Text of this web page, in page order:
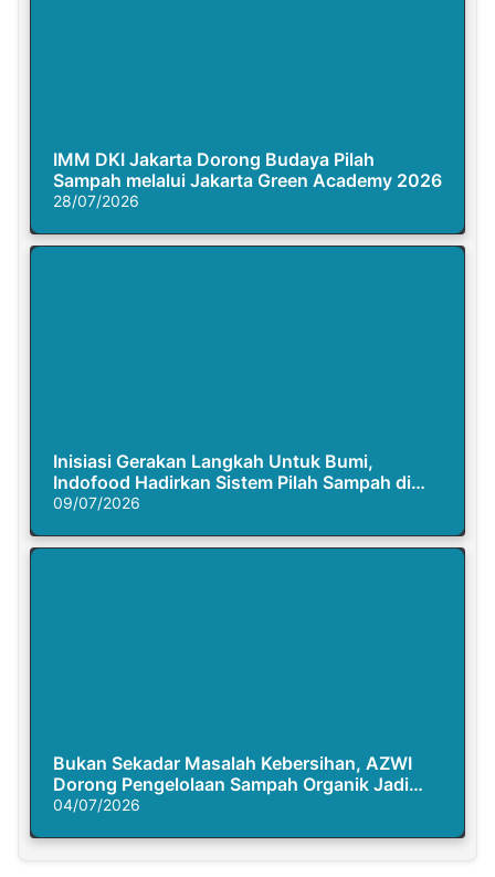
IMM DKI Jakarta Dorong Budaya Pilah
Sampah melalui Jakarta Green Academy 2026
28/07/2026
Inisiasi Gerakan Langkah Untuk Bumi,
Indofood Hadirkan Sistem Pilah Sampah di
Semasa Piknik
09/07/2026
Bukan Sekadar Masalah Kebersihan, AZWI
Dorong Pengelolaan Sampah Organik Jadi
Solusi Krisis Iklim
04/07/2026